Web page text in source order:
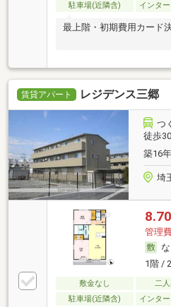
駐車場(近隣含)
インタ
最上階・初期費用カード
賃貸アパート レジデンス三郷
つ
徒歩
築16
埼
8.70
管理
1階 /
敷金なし 二
駐車場(近隣含)
インタ